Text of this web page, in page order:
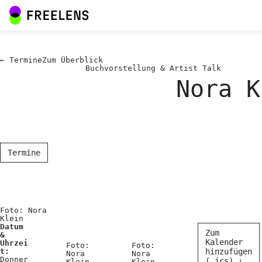
← TermineZum Überblick
Buchvorstellung & Artist Talk
Nora
Termine
Foto: Nora
Klein
Datum
&
Uhrzei
t:
Donner
Foto:
Nora
Foto:
Nora
Zum
Kalender
hinzufügen